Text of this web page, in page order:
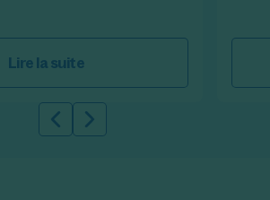
Lire la suite
Slide précédente
Slide suivante